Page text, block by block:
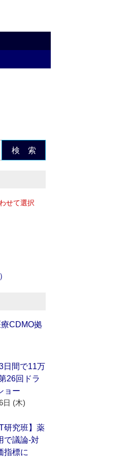
検 索
せて選択
CDMO拠
日間で11万
26回ドラ
ョー
日 (木)
研究班】薬
で議論‐対
指標に